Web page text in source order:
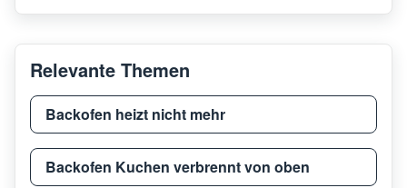
B48FT64H0
Neff
Neff
Relevante Themen
Backofen heizt nicht mehr
Backofen Kuchen verbrennt von oben